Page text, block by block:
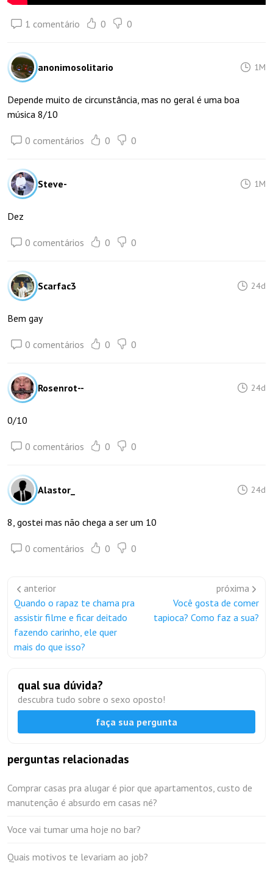
1 comentário 0 0
anonimosolitario 1M
Depende muito de circunstância, mas no geral é uma boa
música 8/10
0 comentários 0 0
Steve- 1M
Dez
0 comentários 0 0
Scarfac3 24d
Bem gay
0 comentários 0 0
Rosenrot-- 24d
0/10
0 comentários 0 0
Alastor_ 24d
8, gostei mas não chega a ser um 10
0 comentários 0 0
anterior
Quando o rapaz te chama pra
assistir filme e ficar deitado
fazendo carinho, ele quer
mais do que isso?
próxima
Você gosta de comer
tapioca? Como faz a sua?
qual sua dúvida?
descubra tudo sobre o sexo oposto!
faça sua pergunta
perguntas relacionadas
Comprar casas pra alugar é pior que apartamentos, custo de
manutenção é absurdo em casas né?
Voce vai tumar uma hoje no bar?
Quais motivos te levariam ao job?